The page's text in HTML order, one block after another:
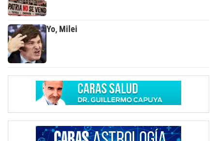
Yo, Milei